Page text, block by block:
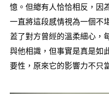
憶。但總有人恰恰相反 ， 因
一直將這段感情視為一個不
蓋了對方曾經的溫柔細心 ，
與他相識 ， 但事實是真是如
要性 ， 原來它的影響力不只